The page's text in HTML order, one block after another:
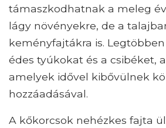
támaszkodhatnak a meleg
lágy növényekre, de a
keményfajtákra is.
édes tyúkokat és a csibéket,
amelyek idővel kibővülnek
hozzáadásával.
A kőkorcsok nehézkes fajta